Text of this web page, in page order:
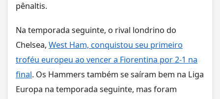
pênaltis.
Na temporada seguinte, o rival londrino do
Chelsea, West Ham, conquistou seu primeiro
troféu europeu ao vencer a Fiorentina por 2-1 na
final. Os Hammers também se saíram bem na Liga
Europa na temporada seguinte, mas foram